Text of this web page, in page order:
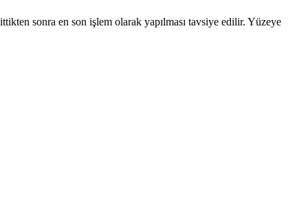
sonra en son işlem olarak yapılması tavsiye edilir. Yüzeye